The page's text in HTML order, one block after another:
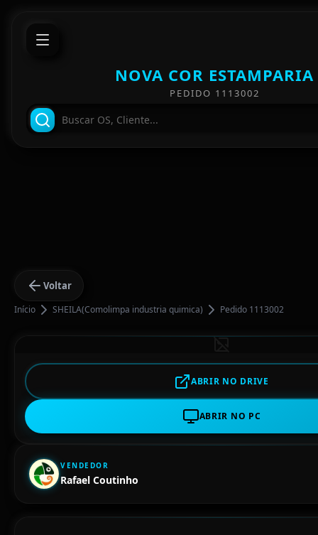
NOVA COR ESTAMPARIA
PEDIDO 1113002
Voltar
Início SHEILA(Comolimpa industria quimica) Pedido 1113002
ABRIR NO DRIVE
ABRIR NO PC
VENDEDOR
Rafael Coutinho